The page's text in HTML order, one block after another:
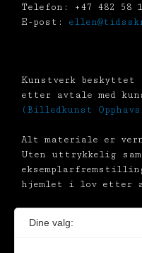
Telefon: +47 482 58
E-post:
Kunstverk
etter avtale med
(Billedkunst
Alt materiale er
Uten uttrykkelig
hjemlet i lov etter
Dine valg: